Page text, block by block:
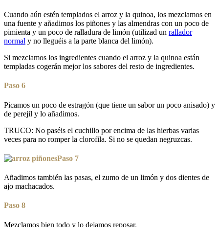
Cuando aún estén templados el arroz y la quinoa, los mezclamos en
una fuente y añadimos los piñones y las almendras con un poco de
pimienta y un poco de ralladura de limón (utilizad un rallador
normal y no lleguéis a la parte blanca del limón).
Si mezclamos los ingredientes cuando el arroz y la quinoa están
templadas cogerán mejor los sabores del resto de ingredientes.
Paso 6
Picamos un poco de estragón (que tiene un sabor un poco anisado) y
de perejil y lo añadimos.
TRUCO: No paséis el cuchillo por encima de las hierbas varias
veces para no romper la clorofila. Si no se quedan negruzcas.
Paso 7
Añadimos también las pasas, el zumo de un limón y dos dientes de
ajo machacados.
Paso 8
Mezclamos bien todo y lo dejamos reposar.